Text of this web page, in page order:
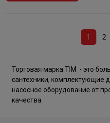
1 2
Торговая марка TIM - это
сантехники, комплектующие
насосное оборудование от
качества.